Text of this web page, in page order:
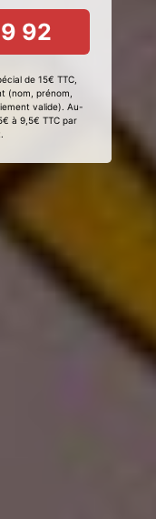
92
de 15€ TTC,
(nom, prénom,
valide). Au-
à 9,5€ TTC par